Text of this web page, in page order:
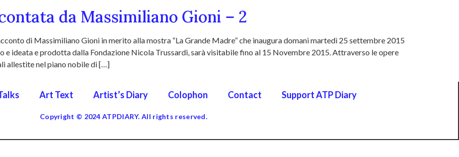
da Massimiliano Gioni – 2
di Massimiliano Gioni in merito alla mostra “La Grande Madre” che inaugura domani martedì 25 settembre 2015
e ideata e prodotta dalla Fondazione Nicola Trussardi, sarà visitabile fino al 15 Novembre 2015. Attraverso le opere
allestite nel piano nobile di […]
Art Text Artist’s Diary Colophon Contact Support ATP Diary
Copyright © 2024 ATPDIARY. All rights reserved.